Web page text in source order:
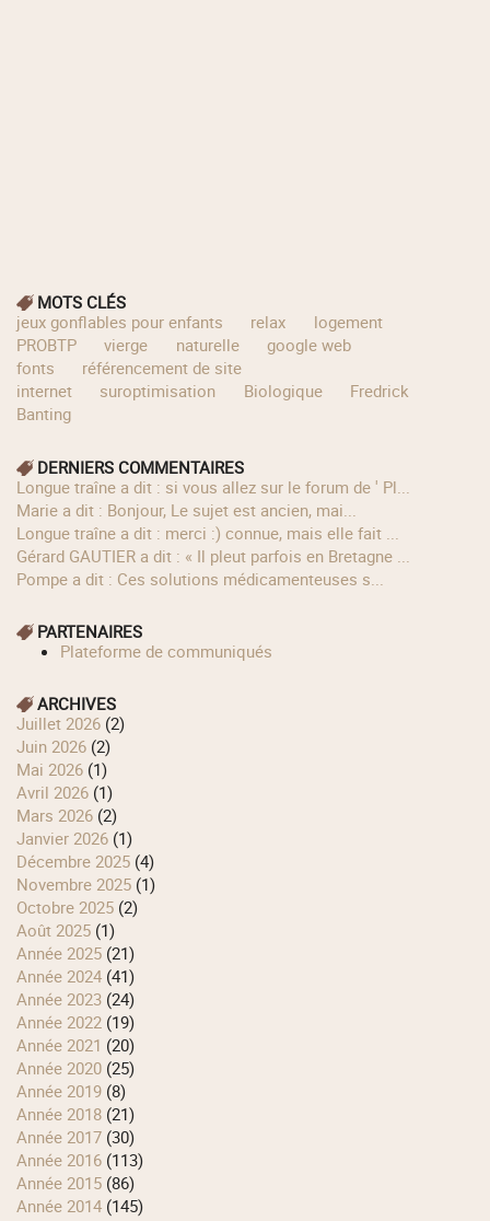
MOTS CLÉS
jeux gonflables pour enfants
relax
logement
PROBTP
vierge naturelle
google web
fonts
référencement de site
internet
suroptimisation Biologique
Fredrick
Banting
DERNIERS COMMENTAIRES
longue traîne a dit : si vous allez sur le forum de ' Pl...
Marie a dit : Bonjour, Le sujet est ancien, mai...
longue traîne a dit : merci :) connue, mais elle fait ...
Gérard GAUTIER a dit : « Il pleut parfois en Bretagne ...
Pompe a dit : Ces solutions médicamenteuses s...
PARTENAIRES
Plateforme de communiqués
ARCHIVES
juillet 2026 (2)
juin 2026 (2)
mai 2026 (1)
avril 2026 (1)
mars 2026 (2)
janvier 2026 (1)
décembre 2025 (4)
novembre 2025 (1)
octobre 2025 (2)
août 2025 (1)
année 2025 (21)
année 2024 (41)
année 2023 (24)
année 2022 (19)
année 2021 (20)
année 2020 (25)
année 2019 (8)
année 2018 (21)
année 2017 (30)
année 2016 (113)
année 2015 (86)
année 2014 (145)